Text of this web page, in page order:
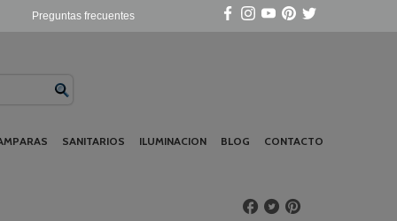
Preguntas frecuentes
SANITARIOS ILUMINACION BLOG CONTACTO